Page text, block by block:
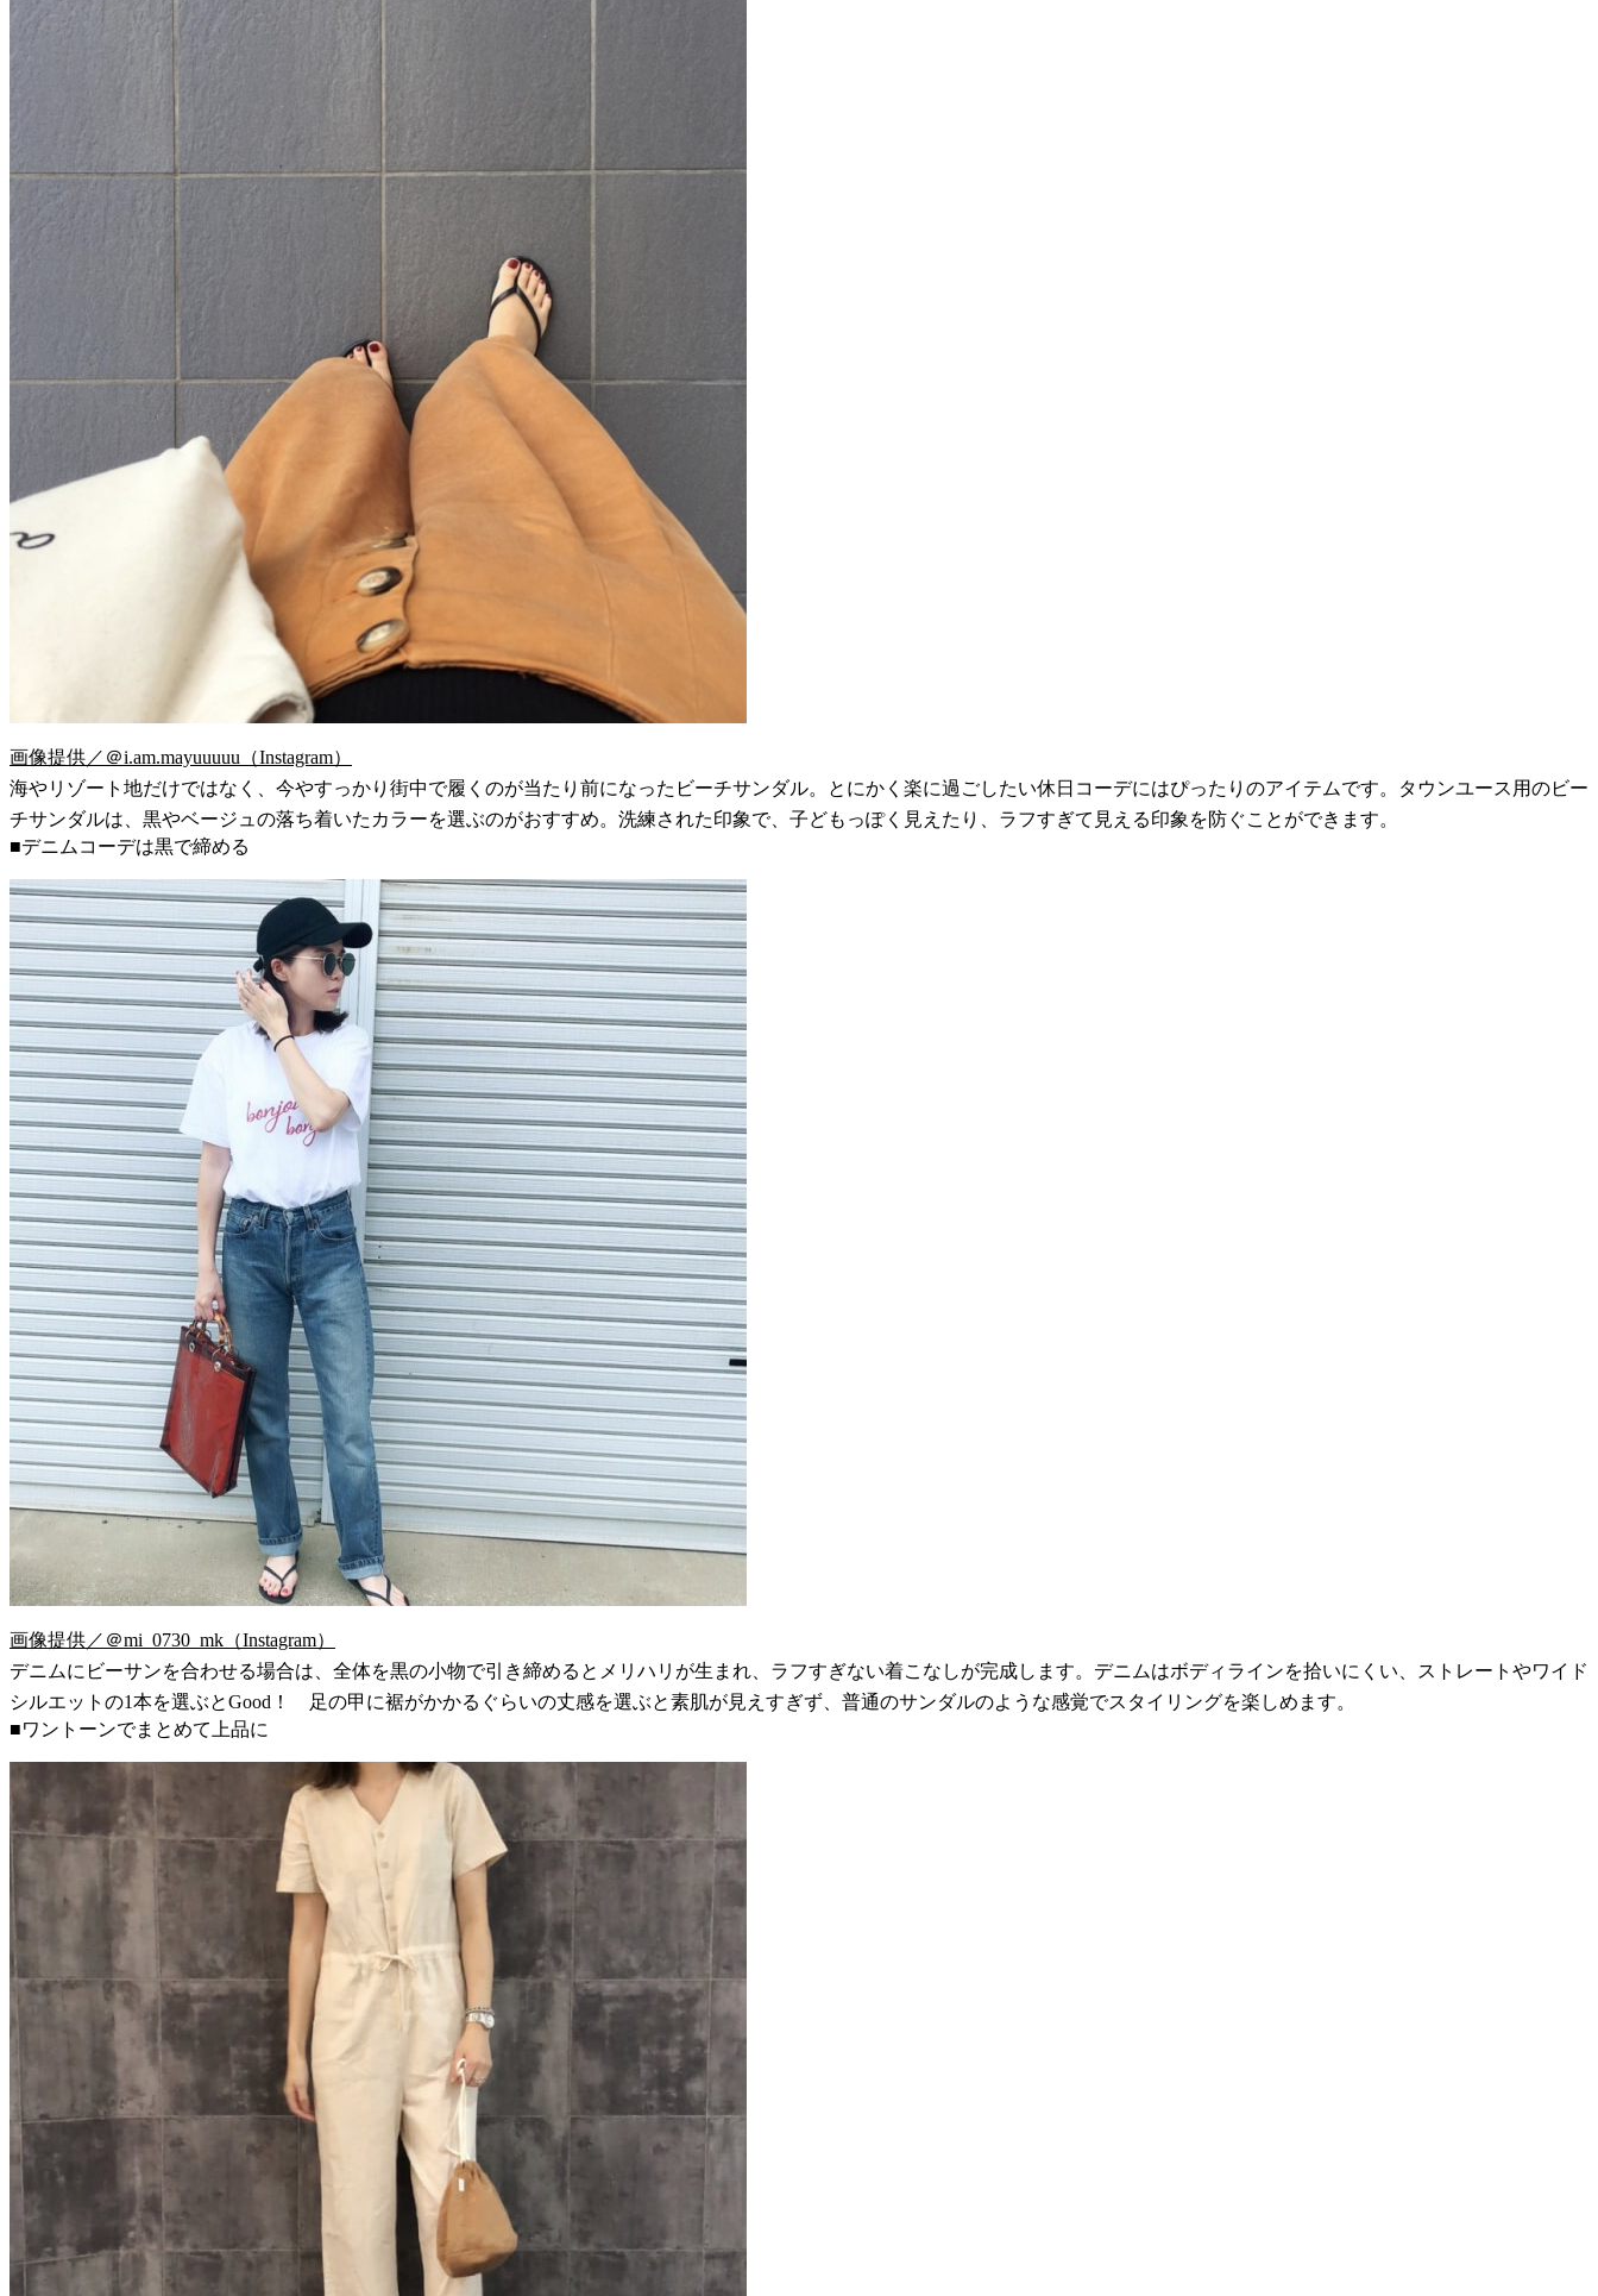
画像提供／＠i.am.mayuuuuu（Instagram）
海やリゾート地だけではなく、今やすっかり街中で履くのが当たり前になったビーチサンダル。とにかく楽に過ごしたい休日コーデにはぴったりのアイテムです。タウンユース用のビー
チサンダルは、黒やベージュの落ち着いたカラーを選ぶのがおすすめ。洗練された印象で、子どもっぽく見えたり、ラフすぎて見える印象を防ぐことができます。
■デニムコーデは黒で締める
画像提供／＠mi_0730_mk（Instagram）
デニムにビーサンを合わせる場合は、全体を黒の小物で引き締めるとメリハリが生まれ、ラフすぎない着こなしが完成します。デニムはボディラインを拾いにくい、ストレートやワイド
シルエットの1本を選ぶとGood！ 足の甲に裾がかかるぐらいの丈感を選ぶと素肌が見えすぎず、普通のサンダルのような感覚でスタイリングを楽しめます。
■ワントーンでまとめて上品に